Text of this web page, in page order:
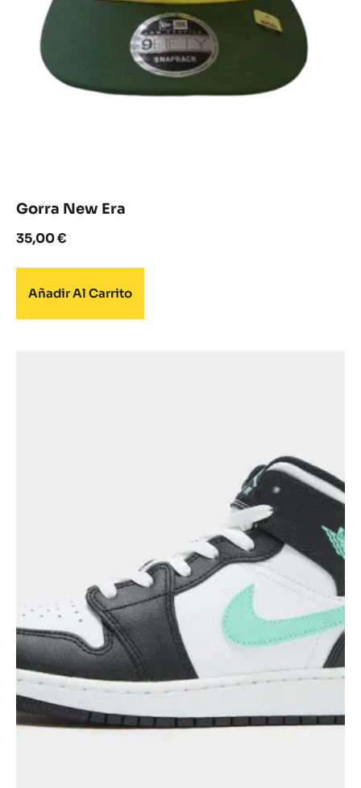
Gorra New Era
35,00€
Añadir Al Carrito